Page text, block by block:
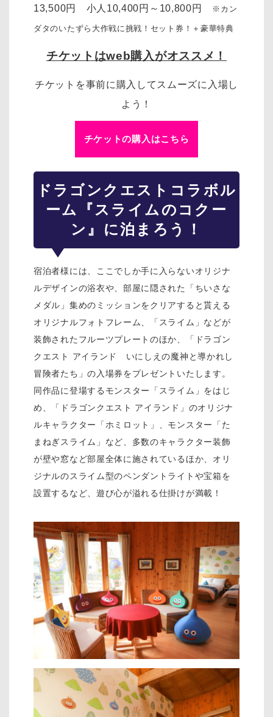
13,500円 小人10,400円～10,800円
※カン
ダタのいたずら大作戦に挑戦！セット券！＋豪華特典
チケットはweb購入がオススメ！
チケットを事前に購入してスムーズに入場し
よう！
チケットの購入はこちら
ドラゴンクエスト コラボル
ーム『スライムのコクー
ン』に泊まろう！
宿泊者様には、ここでしか手に入らないオリジナ
ルデザインの浴衣や、部屋に隠された「ちいさな
メダル」集めのミッションをクリアすると貰える
オリジナルフォトフレーム、「スライム」などが
装飾されたフルーツプレートのほか、「ドラゴン
クエスト アイランド いにしえの魔神と導かれし
冒険者たち」の入場券をプレゼントいたします。
同作品に登場するモンスター「スライム」をはじ
め、「ドラゴンクエスト アイランド」のオリジナ
ルキャラクター「ホミロット」、モンスター「た
まねぎスライム」など、多数のキャラクター装飾
が壁や窓など部屋全体に施されているほか、オリ
ジナルのスライム型のペンダントライトや宝箱を
設置するなど、遊び心が溢れる仕掛けが満載！